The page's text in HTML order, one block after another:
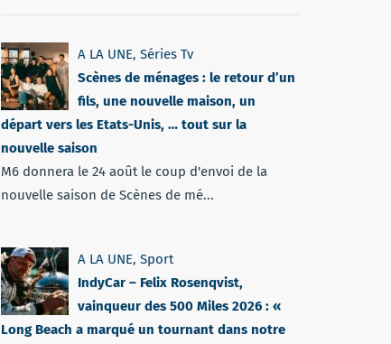
A LA UNE, Séries Tv
Scènes de ménages : le retour d’un
fils, une nouvelle maison, un
départ vers les Etats-Unis, … tout sur la
nouvelle saison
M6 donnera le 24 août le coup d'envoi de la
nouvelle saison de Scènes de mé...
A LA UNE, Sport
IndyCar – Felix Rosenqvist,
vainqueur des 500 Miles 2026 : «
Long Beach a marqué un tournant dans notre